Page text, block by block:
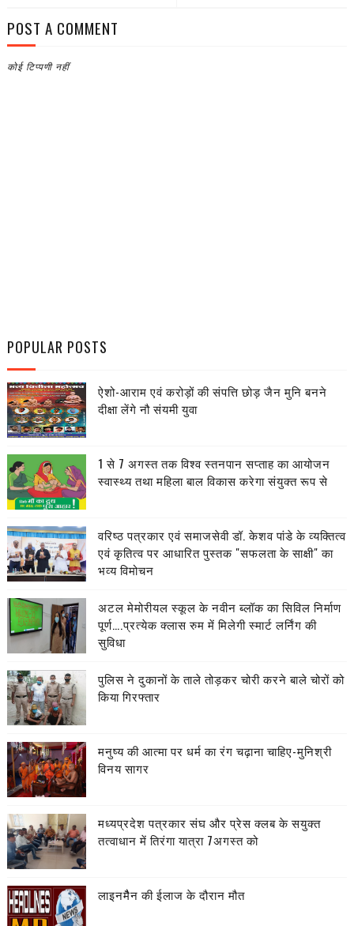
POST A COMMENT
कोई टिप्पणी नहीं
POPULAR POSTS
ऐशो-आराम एवं करोड़ों की संपत्ति छोड़ जैन मुनि बनने
दीक्षा लेंगे नौ संयमी युवा
1 से 7 अगस्त तक विश्व स्तनपान सप्ताह का आयोजन
स्वास्थ्य तथा महिला बाल विकास करेगा संयुक्त रूप से
वरिष्ठ पत्रकार एवं समाजसेवी डॉ. केशव पांडे के व्यक्तित्व
एवं कृतित्व पर आधारित पुस्तक "सफलता के साक्षी" का
भव्य विमोचन
अटल मेमोरीयल स्कूल के नवीन ब्लॉक का सिविल निर्माण
पूर्ण….प्रत्येक क्लास रुम में मिलेगी स्मार्ट लर्निंग की
सुविधा
पुलिस ने दुकानों के ताले तोड़कर चोरी करने बाले चोरों को
किया गिरफ्तार
मनुष्य की आत्मा पर धर्म का रंग चढ़ाना चाहिए-मुनिश्री
विनय सागर
मध्यप्रदेश पत्रकार संघ और प्रेस क्लब के सयुक्त
तत्वाधान में तिरंगा यात्रा 7अगस्त को
लाइनमैैन की ईलाज के दौरान मौत